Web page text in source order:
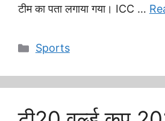
टीम का पता लगाया गया। ICC …
Categories
Sports